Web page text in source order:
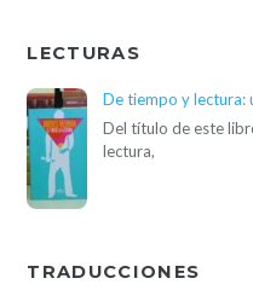
LECTURAS
De tiempo y lectura:
Del título de este
lectura,
TRADUCCIONES